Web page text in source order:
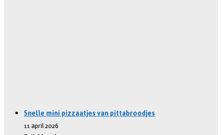
Snelle mini pizzaatjes van pittabroodjes
11 april 2026